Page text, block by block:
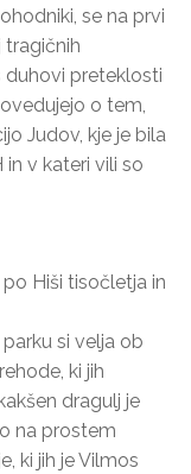
se na prvi
tragičnih
duhovi preteklosti
o tem,
Judov, kje je bila
v kateri vili so
Hiši tisočletja in
si velja ob
ki jih
dragulj je
na prostem
ki jih je Vilmos